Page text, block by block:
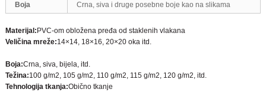
Boja Crna, siva i druge posebne boje kao na slikama
Materijal: PVC-om obložena pređa od staklenih vlakana
Veličina mreže:14×14, 18×16, 20×20 oka itd.
Boja:Crna, siva, bijela, itd.
Težina:100 g/m2, 105 g/m2, 110 g/m2, 115 g/m2, 120 g/m2, itd.
Tehnologija tkanja:Obično tkanje